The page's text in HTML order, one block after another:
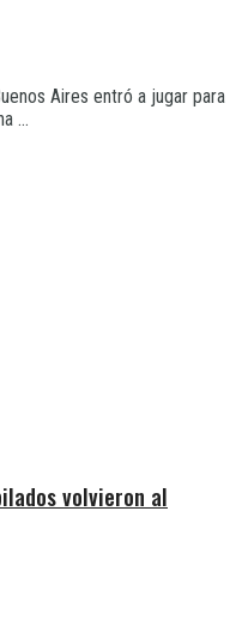
Aires entró a jugar para
...
volvieron al